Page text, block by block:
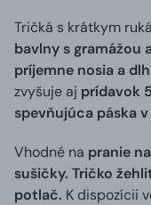
Tričká s krátkym
bavlny s gramážou
príjemne nosia a
zvyšuje aj prídavok
spevňujúca páska
Vhodné na pranie
sušičky. Tričko
potlač. K dispozícii